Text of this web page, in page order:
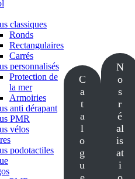
classiques
Ronds
Rectangulaires
Carrés
personnalisés
Protection de
la mer
Armoiries
anti dérapant
PMR
vélos
podotactiles
C
a
t
a
l
o
g
u
N
o
s
r
é
al
is
at
i